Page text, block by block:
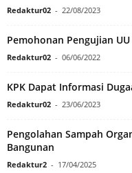
Redaktur02 - 22/08/2023
Pemohonan Pengujian
Redaktur02 - 06/06/2022
KPK Dapat Informasi
Redaktur02 - 23/06/2023
Pengolahan Sampah
Bangunan
Redaktur2 - 17/04/2025